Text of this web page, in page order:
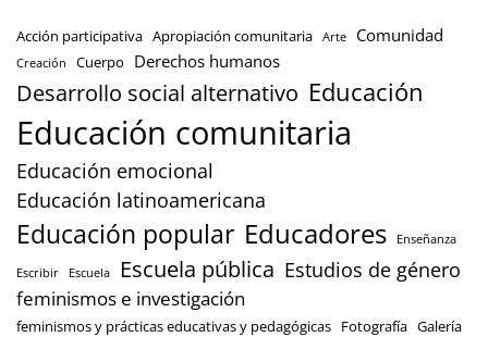
Acción participativa Apropiación comunitaria Arte Comunidad
Creación Cuerpo Derechos humanos
Desarrollo social alternativo Educación
Educación comunitaria
Educación emocional
Educación latinoamericana
Educación popular Educadores Enseñanza
Escribir Escuela Escuela pública Estudios de género
feminismos e investigación
feminismos y prácticas educativas y pedagógicas Fotografía Galería